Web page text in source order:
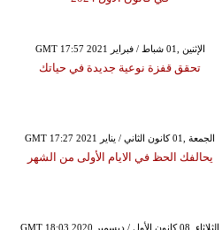
GMT 17:57 2021 الإثنين ,01 شباط / فبراير
تحقق قفزة نوعية جديدة في حياتك
GMT 17:27 2021 الجمعة ,01 كانون الثاني / يناير
يحالفك الحظ في الايام الأولى من الشهر
GMT 18:03 2020 الثلاثاء ,08 كانون الأول / ديسمبر